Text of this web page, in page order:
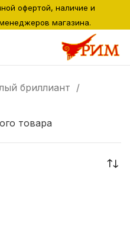
бриллиант
товара
офертой, наличие и
магазина.